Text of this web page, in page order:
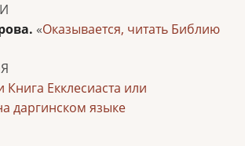
«Оказывается, читать Библию
Екклесиаста или
даргинском языке